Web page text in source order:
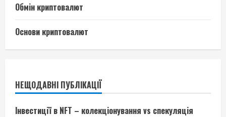
Обмін криптовалют
Основи криптовалют
НЕЩОДАВНІ ПУБЛІКАЦІЇ
Інвестиції в NFT – колекціонування vs спекуляція